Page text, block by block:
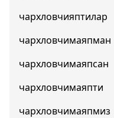
чархловчияптилар
чархловчимаяпман
чархловчимаяпсан
чархловчимаяпти
чархловчимаяпмиз